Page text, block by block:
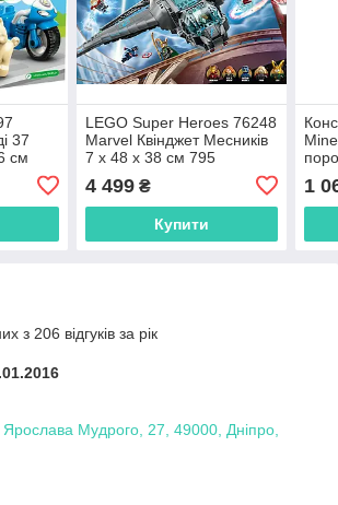
37
см
LEGO Super Heroes 76248
Marvel Квінджет Месників
7 x 48 x 38 см 795
4 499₴
Купити
1
з 206 відгуків за рік
Мудрого, 27, 49000, Дніпро,